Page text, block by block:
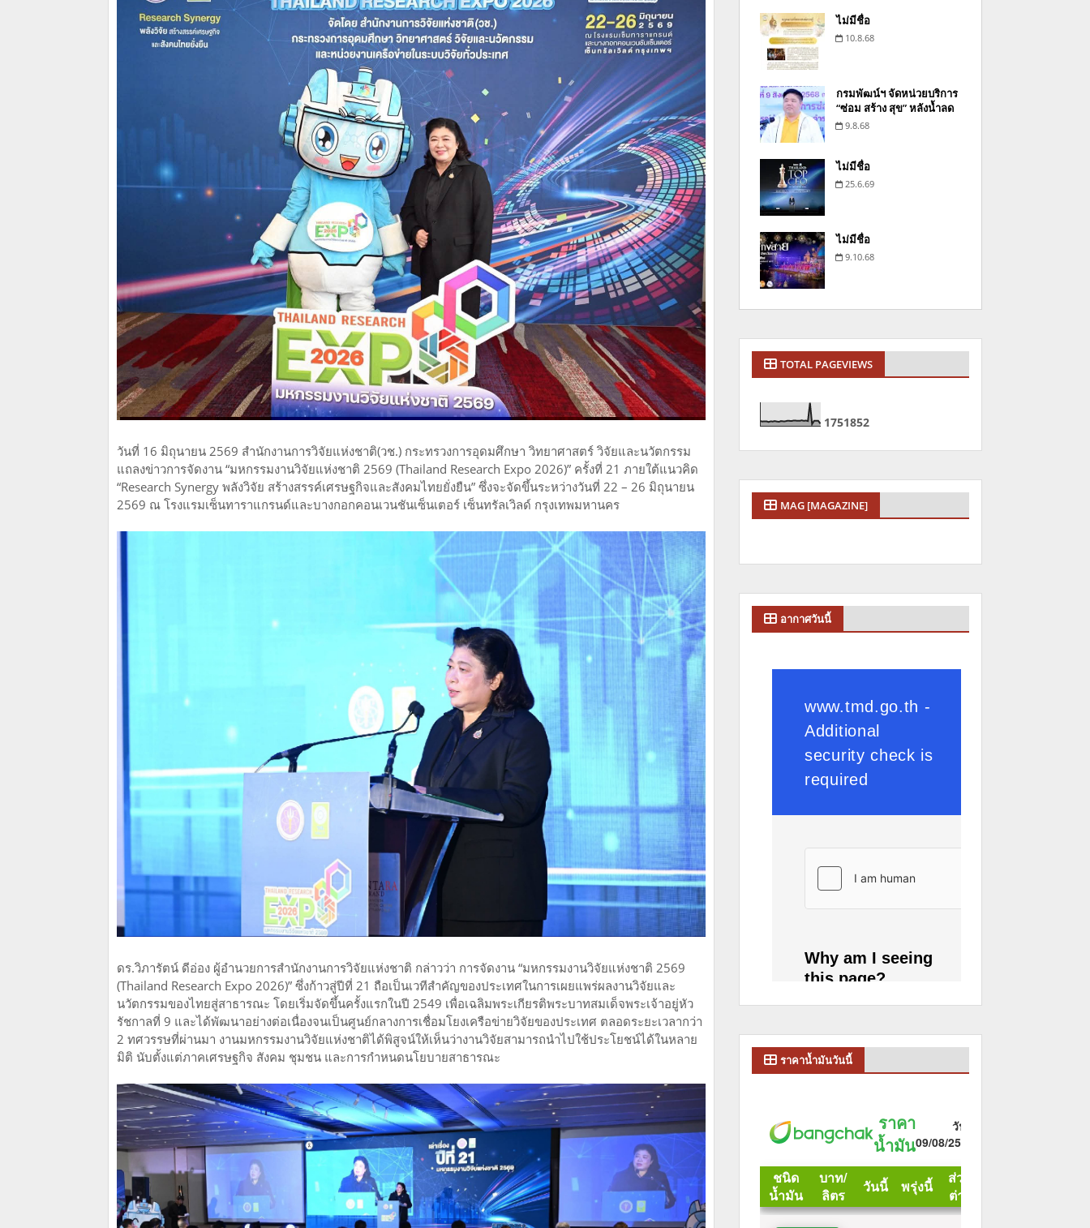
วันที่ 16 มิถุนายน 2569 สำนักงานการวิจัยแห่งชาติ(วช.) กระทรวงการอุดมศึกษา วิทยาศาสตร์ วิจัยและนวัตกรรม
แถลงข่าวการจัดงาน “มหกรรมงานวิจัยแห่งชาติ 2569 (Thailand Research Expo 2026)” ครั้งที่ 21 ภายใต้แนวคิด
“Research Synergy พลังวิจัย สร้างสรรค์เศรษฐกิจและสังคมไทยยั่งยืน” ซึ่งจะจัดขึ้นระหว่างวันที่ 22 – 26 มิถุนายน
2569 ณ โรงแรมเซ็นทาราแกรนด์และบางกอกคอนเวนชันเซ็นเตอร์ เซ็นทรัลเวิลด์ กรุงเทพมหานคร
ดร.วิภารัตน์ ดีอ่อง ผู้อำนวยการสำนักงานการวิจัยแห่งชาติ กล่าวว่า การจัดงาน “มหกรรมงานวิจัยแห่งชาติ 2569
(Thailand Research Expo 2026)” ซึ่งก้าวสู่ปีที่ 21 ถือเป็นเวทีสำคัญของประเทศในการเผยแพร่ผลงานวิจัยและ
นวัตกรรมของไทยสู่สาธารณะ โดยเริ่มจัดขึ้นครั้งแรกในปี 2549 เพื่อเฉลิมพระเกียรติพระบาทสมเด็จพระเจ้าอยู่หัว
รัชกาลที่ 9 และได้พัฒนาอย่างต่อเนื่องจนเป็นศูนย์กลางการเชื่อมโยงเครือข่ายวิจัยของประเทศ ตลอดระยะเวลากว่า
2 ทศวรรษที่ผ่านมา งานมหกรรมงานวิจัยแห่งชาติได้พิสูจน์ให้เห็นว่างานวิจัยสามารถนำไปใช้ประโยชน์ได้ในหลาย
มิติ นับตั้งแต่ภาคเศรษฐกิจ สังคม ชุมชน และการกำหนดนโยบายสาธารณะ
ไม่มีชื่อ
10.8.68
กรมพัฒน์ฯ จัดหน่วยบริการ
“ซ่อม สร้าง สุข” หลังน้ำลด
9.8.68
ไม่มีชื่อ
25.6.69
ไม่มีชื่อ
9.10.68
TOTAL PAGEVIEWS
1751852
MAG [MAGAZINE]
อากาศวันนี้
ราคาน้ำมันวันนี้